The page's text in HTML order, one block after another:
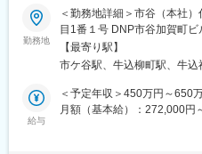
また、会社全体がエンジニ
るため、日報や月次報告な
カットしております。
入社後はお客様先へ常駐い
すがそこは希望に応じてア
■職務概要:
DNPグループの拠点オフィ
理、拠点サーバ管理などオ
す。
PC、サーバー、ネットワー
他ヘルプデスク、ユーザー
応等、社内SE業務全般に携
勤務地
＜勤務地詳細＞市谷（本社
目1番１号 DNP市谷加賀町
都営新宿線線／市ヶ谷駅受
更の範囲：会社の定める事業
【最寄り駅】
市ケ谷駅、牛込柳町駅、牛込
給与
＜予定年収＞450万円～650
月額（基本給）：272,000円